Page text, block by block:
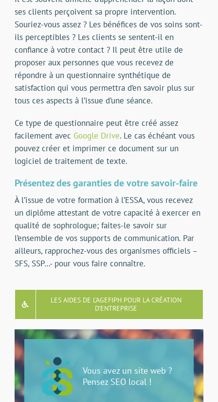
ses clients perçoivent sa propre intervention.
Souriez-vous assez ? Les bénéfices de vos soins sont-
ils perceptibles ? Les clients se sentent-il en
confiance à votre contact ? Il peut être utile de
proposer aux personnes que vous recevez de
répondre à un questionnaire synthétique de
satisfaction qui vous permettra d’en savoir plus sur
tous ces aspects à l’issue d’une séance.
Ce type de questionnaire peut être créé assez
facilement avec Google Drive. Le cas échéant vous
pouvez créer et imprimer ce document sur un
logiciel de traitement de texte.
Présentez des garanties de votre savoir-faire
À l’issue de votre formation à l’ESSA, vous recevez
un diplôme attestant de votre capacité à exercer en
qualité de sophrologue; faites-le savoir sur
l’ensemble de vos supports de communication. Par
ailleurs, rapprochez-vous des organismes officiels –
SFS, SSP…- pour vous faire connaître.
LES AIDES DE L’AGEFIPH POUR LA CRÉATION
D’ENTREPRISE
Vous avez un site web ?
Pensez SEO local !